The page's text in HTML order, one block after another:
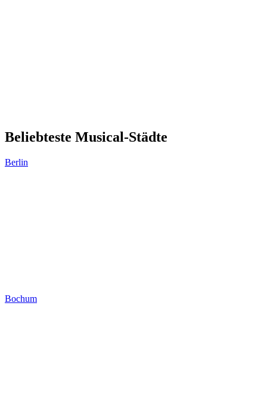
Beliebteste Musical-Städte
Berlin
Bochum